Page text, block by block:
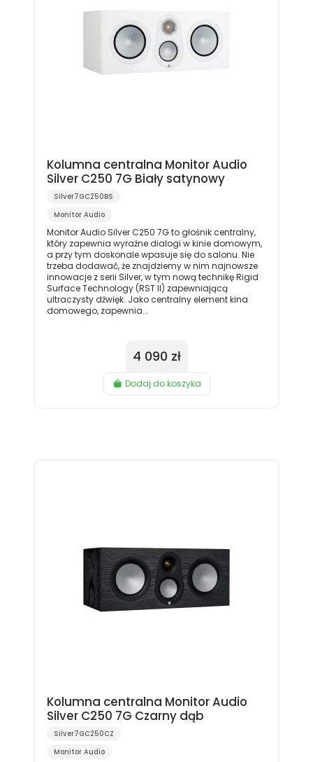
Kolumna centralna Monitor Audio
Silver C250 7G Biały satynowy
Silver7GC250BS
Monitor Audio
Monitor Audio Silver C250 7G to głośnik centralny,
który zapewnia wyraźne dialogi w kinie domowym,
a przy tym doskonale wpasuje się do salonu. Nie
trzeba dodawać, że znajdziemy w nim najnowsze
innowacje z serii Silver, w tym nową technikę Rigid
Surface Technology (RST II) zapewniającą
ultraczysty dźwięk. Jako centralny element kina
domowego, zapewnia...
4 090 zł
Dodaj do koszyka
Kolumna centralna Monitor Audio
Silver C250 7G Czarny dąb
Silver7GC250CZ
Monitor Audio